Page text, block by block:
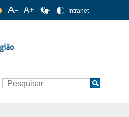
Intranet
Search